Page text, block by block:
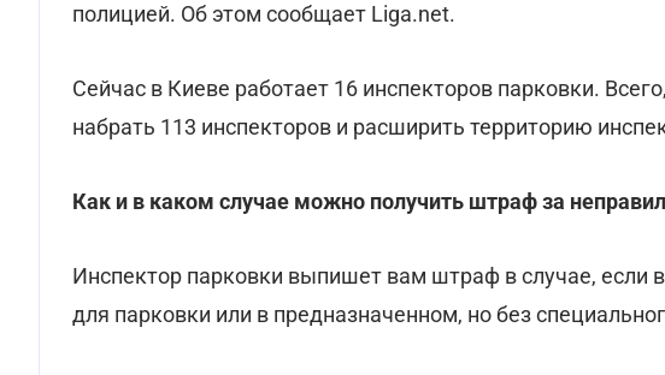
полицией. Об этом сообщает Liga.net.
Сейчас в Киеве работает 16 инспекторов парковки.
набрать 113 инспекторов и расширить территорию
Как и в каком случае можно получить штраф за
Инспектор парковки выпишет вам штраф в случае, если
для парковки или в предназначенном, но без